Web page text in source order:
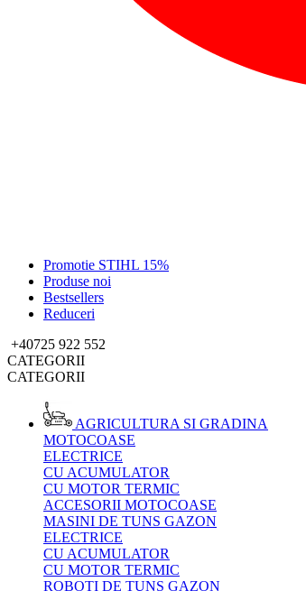
Promotie STIHL 15%
Produse noi
Bestsellers
Reduceri
+40725 922 552
CATEGORII
CATEGORII
AGRICULTURA SI GRADINA
MOTOCOASE
ELECTRICE
CU ACUMULATOR
CU MOTOR TERMIC
ACCESORII MOTOCOASE
MASINI DE TUNS GAZON
ELECTRICE
CU ACUMULATOR
CU MOTOR TERMIC
ROBOTI DE TUNS GAZON